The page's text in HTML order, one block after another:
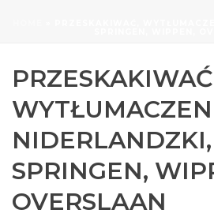
NIDERLANDZKI,
SPRINGEN,
OVERSLAAN